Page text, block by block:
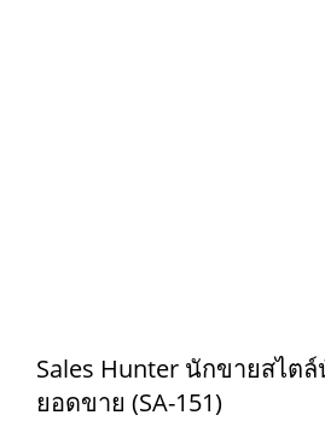
Sales Hunter นักขายสไตล์
ยอดขาย (SA-151)